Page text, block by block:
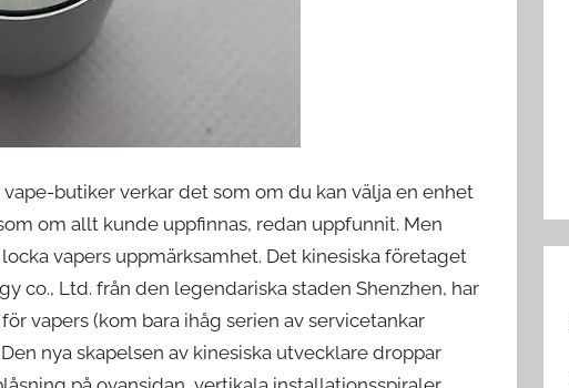
butiker verkar det som om du kan välja en enhet
om allt kunde uppfinnas, redan uppfunnit. Men
vapers uppmärksamhet. Det kinesiska företaget
co., Ltd. från den legendariska staden Shenzhen, har
vapers (kom bara ihåg serien av servicetankar
nya skapelsen av kinesiska utvecklare droppar